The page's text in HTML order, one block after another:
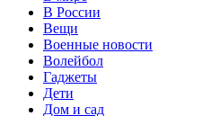
В России
Вещи
Военные новости
Волейбол
Гаджеты
Дети
Дом и сад